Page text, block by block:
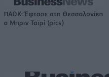
ΠΑΟΚ: Έφτασε στη Θεσσαλονίκη
ο Μπριν Ταϊρί (pics)